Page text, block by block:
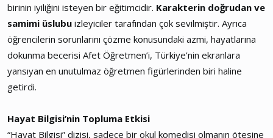
birinin iyiliğini isteyen bir eğitimcidir. Karakterin doğrudan ve
samimi üslubu izleyiciler tarafından çok sevilmiştir. Ayrıca
öğrencilerin sorunlarını çözme konusundaki azmi, hayatlarına
dokunma becerisi Afet Öğretmen’i, Türkiye’nin ekranlara
yansıyan en unutulmaz öğretmen figürlerinden biri haline
getirdi.
Hayat Bilgisi’nin Topluma Etkisi
“Hayat Bilgisi” dizisi, sadece bir okul komedisi olmanın ötesine